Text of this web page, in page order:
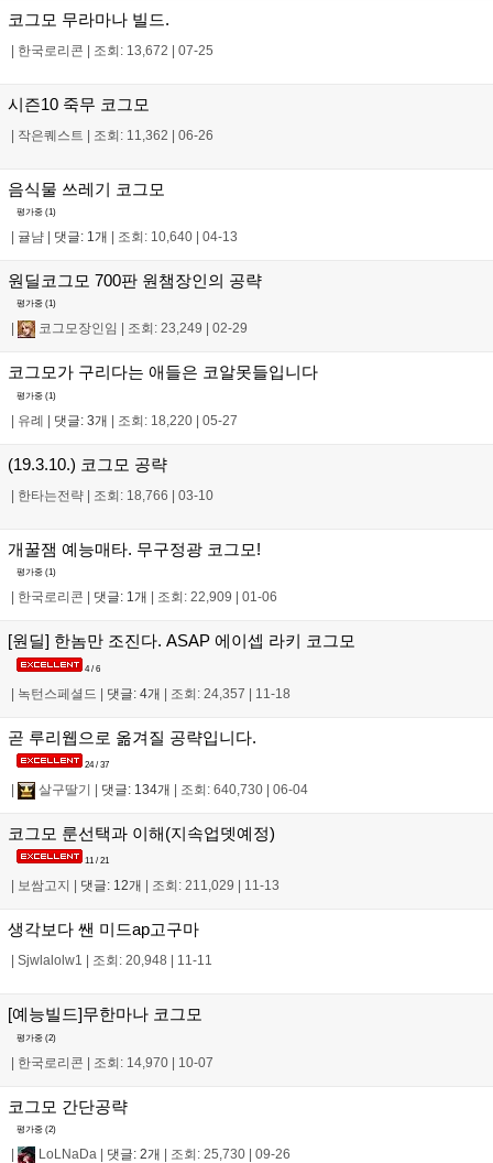
코그모 무라마나 빌드.
| 한국로리콘 | 조회: 13,672 | 07-25
시즌10 죽무 코그모
| 작은퀘스트 | 조회: 11,362 | 06-26
음식물 쓰레기 코그모
평가중 (1)
귤냠 댓글: 1개 조회: 10,640 04-13
원딜코그모 700판 원챔장인의 공략
평가중 (1)
코그모장인임 조회: 23,249 02-29
코그모가 구리다는 애들은 코알못들입니다
평가중 (1)
| 유례 | 댓글: 3개 | 조회: 18,220 | 05-27
(19.3.10.) 코그모 공략
| 한타는전략 | 조회: 18,766 | 03-10
개꿀잼 예능매타. 무구정광 코그모!
평가중 (1)
한국로리콘 댓글: 1개 조회: 22,909 01-06
[원딜] 한놈만 조진다. ASAP 에이셉 라키 코그모
4 / 6
| 녹턴스페셜드 | 댓글: 4개 | 조회: 24,357 | 11-18
곧 루리웹으로 옮겨질 공략입니다.
24 / 37
| 살구딸기 | 댓글: 134개 | 조회: 640,730 | 06-04
코그모 룬선택과 이해(지속업뎃예정)
11 / 21
보쌈고지 댓글: 12개 조회: 211,029 11-13
생각보다 쌘 미드ap고구마
Sjwlalolw1 조회: 20,948 11-11
[예능빌드]무한마나 코그모
평가중 (2)
| 한국로리콘 | 조회: 14,970 | 10-07
코그모 간단공략
평가중 (2)
LoLNaDa 댓글: 2개 조회: 25,730 09-26